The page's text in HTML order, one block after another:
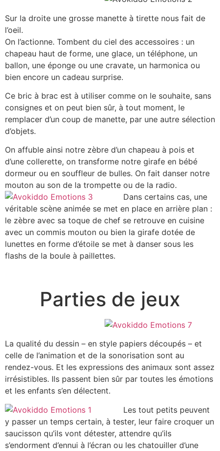
Sur la droite une grosse manette à tirette nous fait de
l’oeil.
On l’actionne. Tombent du ciel des accessoires : un
chapeau haut de forme, une glace, un téléphone, un
ballon, une éponge ou une cravate, un harmonica ou
bien encore un cadeau surprise.
Ce bric à brac est à utiliser comme on le souhaite, sans
consignes et on peut bien sûr, à tout moment, le
remplacer d’un coup de manette, par une autre sélection
d’objets.
On affuble ainsi notre zèbre d’un chapeau à pois et
d’une collerette, on transforme notre girafe en bébé
dormeur ou en souffleur de bulles. On fait danser notre
mouton au son de la trompette ou de la radio.
Dans certains cas, une
véritable scène animée se met en place en arrière plan :
le zèbre avec sa toque de chef se retrouve en cuisine
avec un commis mouton ou bien la girafe dotée de
lunettes en forme d’étoile se met à danser sous les
flashs de la boule à paillettes.
Parties de jeux
La qualité du dessin – en style papiers découpés – et
celle de l’animation et de la sonorisation sont au
rendez-vous. Et les expressions des animaux sont assez
irrésistibles. Ils passent bien sûr par toutes les émotions
et les enfants s’en délectent.
Les tout petits peuvent
y passer un temps certain, à tester, leur faire croquer un
saucisson qu’ils vont détester, attendre qu’ils
s’endorment d’ennui à l’écran ou les chatouiller d’une